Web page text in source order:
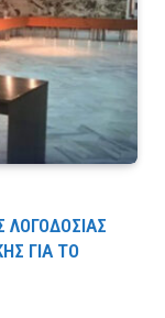
ΛΟΓΟΔΟΣΙΑΣ
ΓΙΑ ΤΟ